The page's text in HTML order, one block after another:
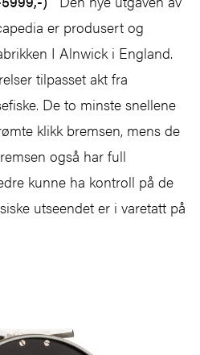
er produsert og
I Alnwick i England.
tilpasset akt fra
De to minste snellene
klikk bremsen, mens de
også har full
kunne ha kontroll på de
utseendet er i varetatt på